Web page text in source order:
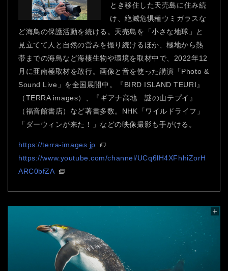
とき移住した天売島に住み続
け、絶滅危惧種ウミガラスな
ど海鳥の保護活動を続ける。天売島を「小さな地球」と
見立てて人と自然の営みを撮り続けるほか、極地から熱
帯までの海鳥など海棲生物や環境を取材中で、2022年12
月に亜南極取材を敢行。画像と音を使った講演「Photo &
Sound Live」を全国展開中。『BIRD ISLAND TEURI』
（TERRA images）、『ギアナ高地 謎の山テプイ』
（福音館書店）など著書多数。NHK「ワイルドライフ」
「ダーウィンが来た！」などの映像撮影も手がける。
https://terra-images.jp
https://www.youtube.com/channel/UCq6lH4XFhhiZorH
ARC0bfZA